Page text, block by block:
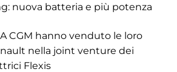
nuova batteria e più potenza
CGM hanno venduto le loro
nella joint venture dei
Flexis